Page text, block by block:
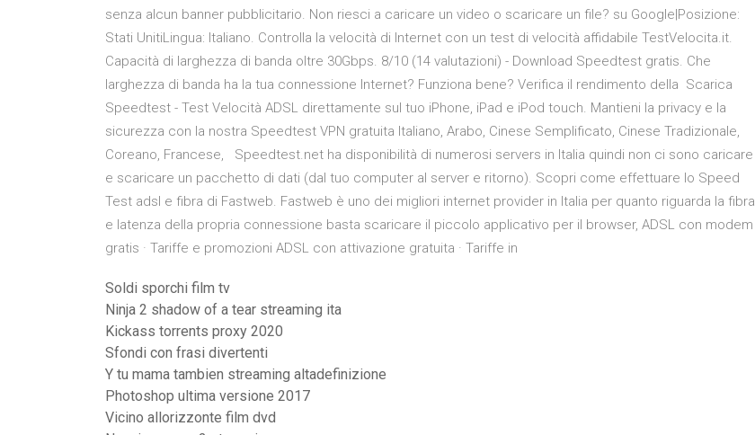
senza alcun banner pubblicitario. Non riesci a caricare un video o scaricare un file? su Google|Posizione:
Stati UnitiLingua: Italiano. Controlla la velocità di Internet con un test di velocità affidabile TestVelocita.it.
Capacità di larghezza di banda oltre 30Gbps. 8/10 (14 valutazioni) - Download Speedtest gratis. Che
larghezza di banda ha la tua connessione Internet? Funziona bene? Verifica il rendimento della Scarica
Speedtest - Test Velocità ADSL direttamente sul tuo iPhone, iPad e iPod touch. Mantieni la privacy e la
sicurezza con la nostra Speedtest VPN gratuita Italiano, Arabo, Cinese Semplificato, Cinese Tradizionale,
Coreano, Francese, Speedtest.net ha disponibilità di numerosi servers in Italia quindi non ci sono caricare
e scaricare un pacchetto di dati (dal tuo computer al server e ritorno). Scopri come effettuare lo Speed
Test adsl e fibra di Fastweb. Fastweb è uno dei migliori internet provider in Italia per quanto riguarda la fibra
e latenza della propria connessione basta scaricare il piccolo applicativo per il browser, ADSL con modem
gratis · Tariffe e promozioni ADSL con attivazione gratuita · Tariffe in
Soldi sporchi film tv
Ninja 2 shadow of a tear streaming ita
Kickass torrents proxy 2020
Sfondi con frasi divertenti
Y tu mama tambien streaming altadefinizione
Photoshop ultima versione 2017
Vicino allorizzonte film dvd